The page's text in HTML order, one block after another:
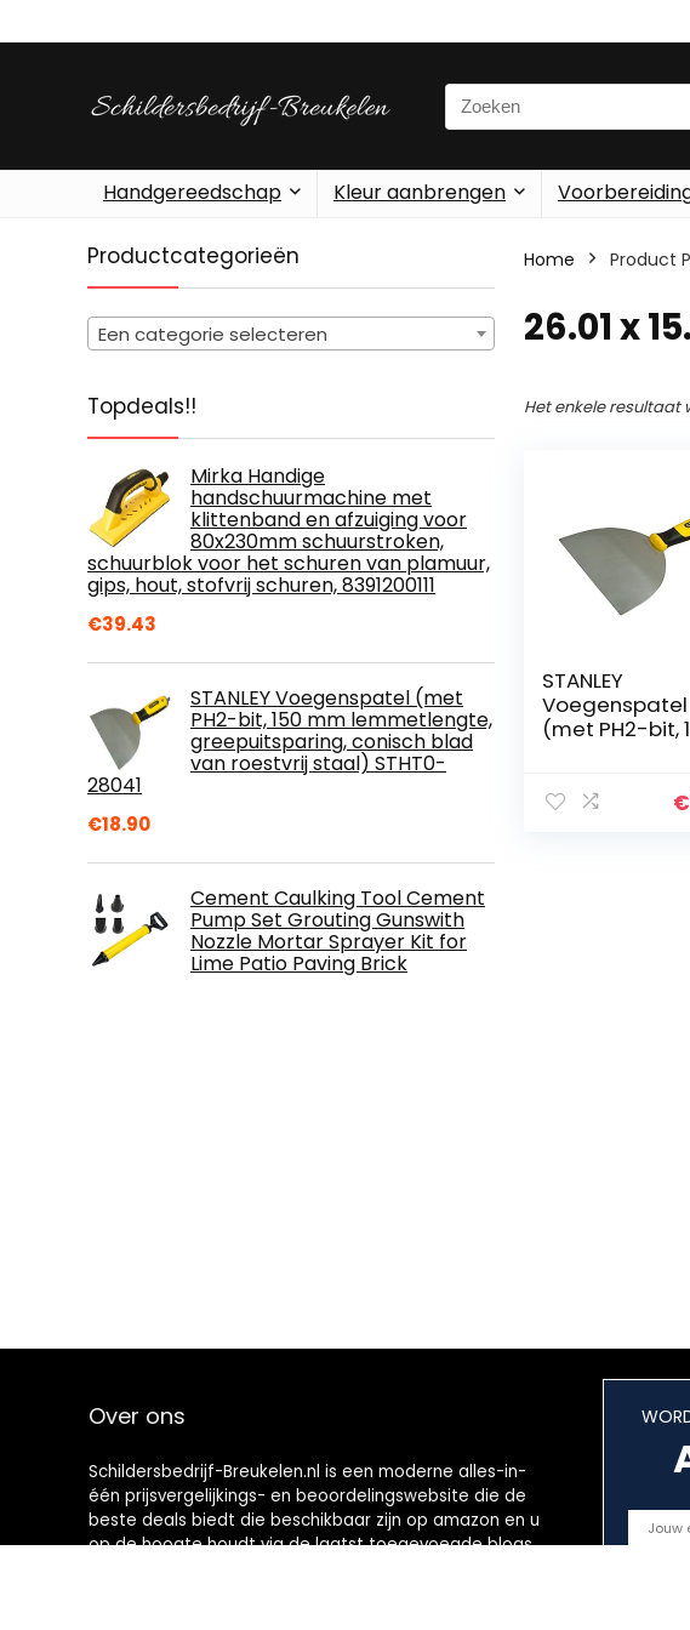
Search
for:
Handgereedschap Kleur aanbrengen
Productcategorieën
Een categorie selecteren
Topdeals!!
Mirka Handige
handschuurmachine met
klittenband en afzuiging voor
80x230mm schuurstroken,
schuurblok voor het schuren van plamuur,
gips, hout, stofvrij schuren, 8391200111
€39.43
STANLEY Voegenspatel (met
PH2-bit, 150 mm lemmetlengte,
greepuitsparing, conisch blad
van roestvrij staal) STHT0-
28041
€18.90
Cement Caulking Tool Cement
Pump Set Grouting Gunswith
Nozzle Mortar Sprayer Kit for
Lime Patio Paving Brick
Home Product
‎26.01 x
Het enkele resultaat
STANLEY
Voegenspatel
(met PH2-bit,
€
Over ons
Schildersbedrijf-Breukelen.nl is een moderne alles-in-
één prijsvergelijkings- en beoordelingswebsite die de
beste deals biedt die beschikbaar zijn op amazon en u
op de hoogte houdt via de laatst toegevoegde blogs.